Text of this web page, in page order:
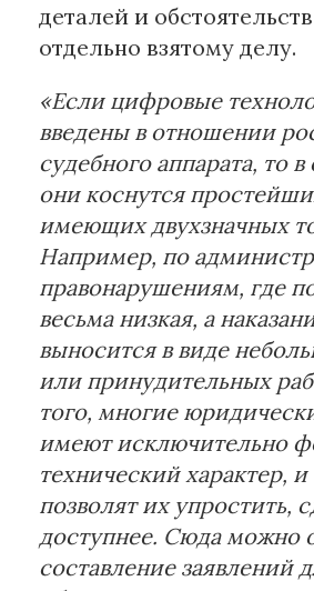
деталей и
отдельно взятому делу.
«Если цифровые
введены в отношении
судебного аппарата, то
они коснутся
имеющих двухзначных
Например, по
правонарушениям, где
весьма низкая, а
выносится в виде
или принудительных
того, многие
имеют исключительно
технический характер,
позволят их упростить,
доступнее. Сюда можно
составление заявлений